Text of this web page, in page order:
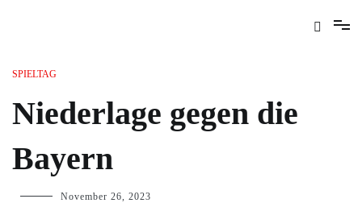
SPIELTAG
Niederlage gegen die
Bayern
November 26, 2023